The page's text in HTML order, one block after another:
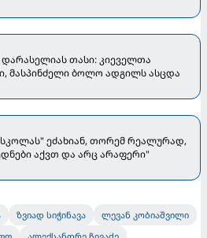
თასი: კიეველთა
მასპინძელი ბოლო ადგილს ასცდა
ეძახიან, თორემ რეალურად,
აქვთ და არც არაფერი"
ზვიად სიჭინავა
ლევან კობიაშვილი